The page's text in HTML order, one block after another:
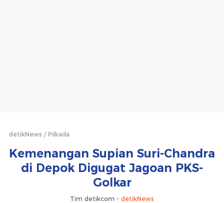
detikNews Pilkada
Kemenangan Supian Suri-Chandra
di Depok Digugat Jagoan PKS-
Golkar
Tim detikcom - detikNews